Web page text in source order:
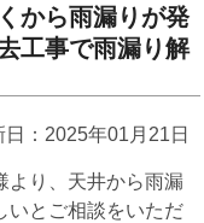
から雨漏りが発
工事で雨漏り解
日：2025年01月21日
より、天井から雨漏
いとご相談をいただ